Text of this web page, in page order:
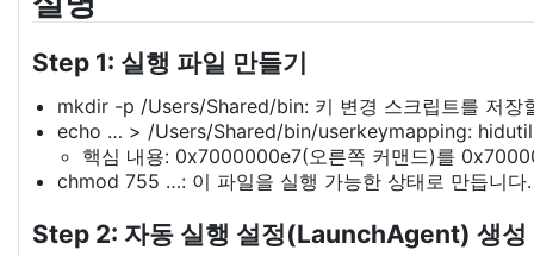
Step 1: 실행 파일 만들기
mkdir -p /Users/Shared/bin: 키 변경 스크립트를 저장
echo … > /Users/Shared/bin/userkeymapping: hidutil
핵심 내용: 0x7000000e7(오른쪽 커맨드)를
chmod 755 …: 이 파일을 실행 가능한 상태로 만듭니다.
Step 2: 자동 실행 설정(LaunchAgent) 생성